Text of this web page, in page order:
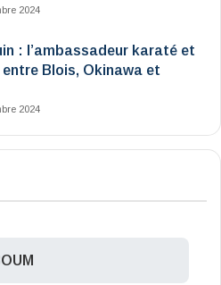
2024
: l’ambassadeur karaté et
entre Blois, Okinawa et
2024